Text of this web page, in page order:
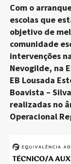
Com o
escolas que
objetivo de
comunidade
intervenções
Nevogilde, na
EB Lousada
Boavista –
realizadas no
Operacional